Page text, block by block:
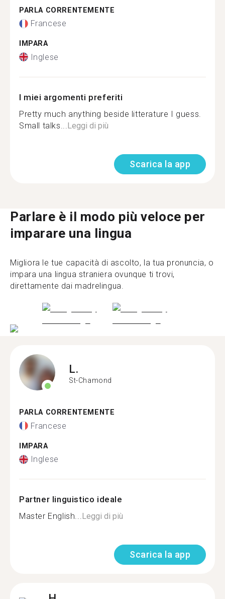
PARLA CORRENTEMENTE
Francese
IMPARA
Inglese
I miei argomenti preferiti
Pretty much anything beside litterature I guess.
Small talks... Leggi di più
Scarica la app
Parlare è il modo più veloce per
imparare una lingua
Migliora le tue capacità di ascolto, la tua pronuncia, o
impara una lingua straniera ovunque ti trovi,
direttamente dai madrelingua.
L.
St-Chamond
PARLA CORRENTEMENTE
Francese
IMPARA
Inglese
Partner linguistico ideale
Master English...Leggi di più
Scarica la app